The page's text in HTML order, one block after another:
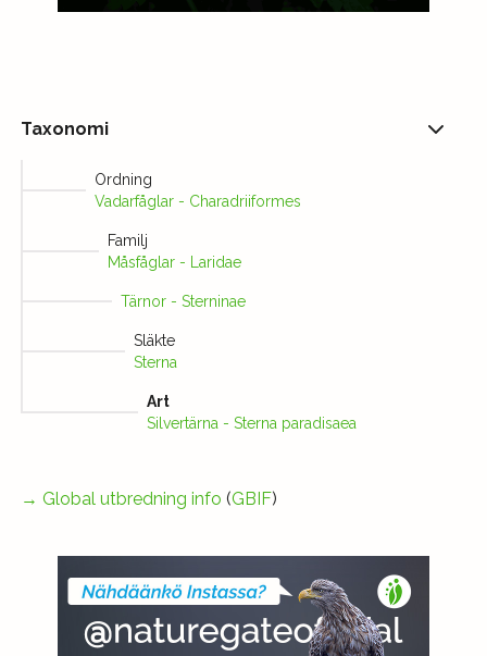
Taxonomi
Ordning
Vadarfåglar - Charadriiformes
Familj
Måsfåglar - Laridae
Tärnor - Sterninae
Släkte
Sterna
Art
Silvertärna - Sterna paradisaea
→ Global utbredning info (GBIF)